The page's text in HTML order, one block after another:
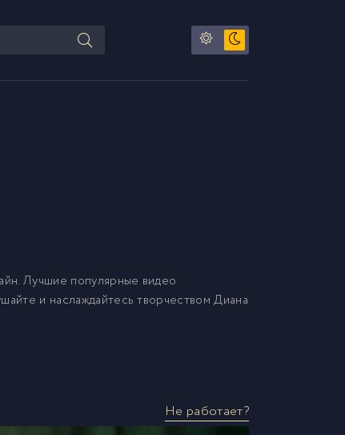
Лучшие популярные видео
и наслаждайтесь творчеством Диана
Не работает?